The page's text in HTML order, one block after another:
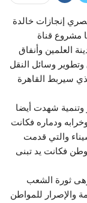
وشهد الشعب المصري إنجازات خالدة
مشروع قناة
العلمين وأنفاق
وسائل النقل
سيربط القاهرة
وتنمية شهدت أيضا
ودماره فكانت
والتي قدمت
فكانت يد تبنى
التاسعة لثورة 30 يونيو وهى ثورة الشعب
والإصرار للمواطن